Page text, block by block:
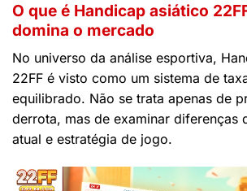
O que é Handicap asiático
domina o mercado
No universo da análise esportiva,
22FF é visto como um sistema de
equilibrado. Não se trata apenas de
derrota, mas de examinar diferenças
atual e estratégia de jogo.